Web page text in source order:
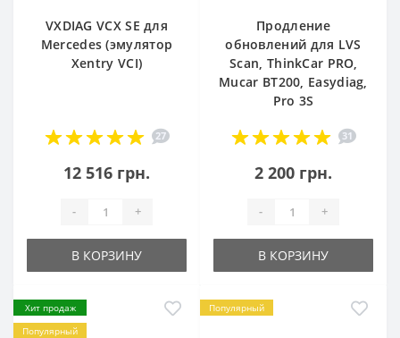
VXDIAG VCX SE для
Mercedes (эмулятор
Xentry VCI)
27
12 516 грн.
- +
В КОРЗИНУ
Продление
обновлений для LVS
Scan, ThinkCar PRO,
Mucar BT200, Easydiag,
Pro 3S
31
2 200 грн.
- +
В КОРЗИНУ
Хит продаж
Популярный
Популярный